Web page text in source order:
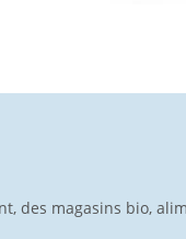
des magasins bio,